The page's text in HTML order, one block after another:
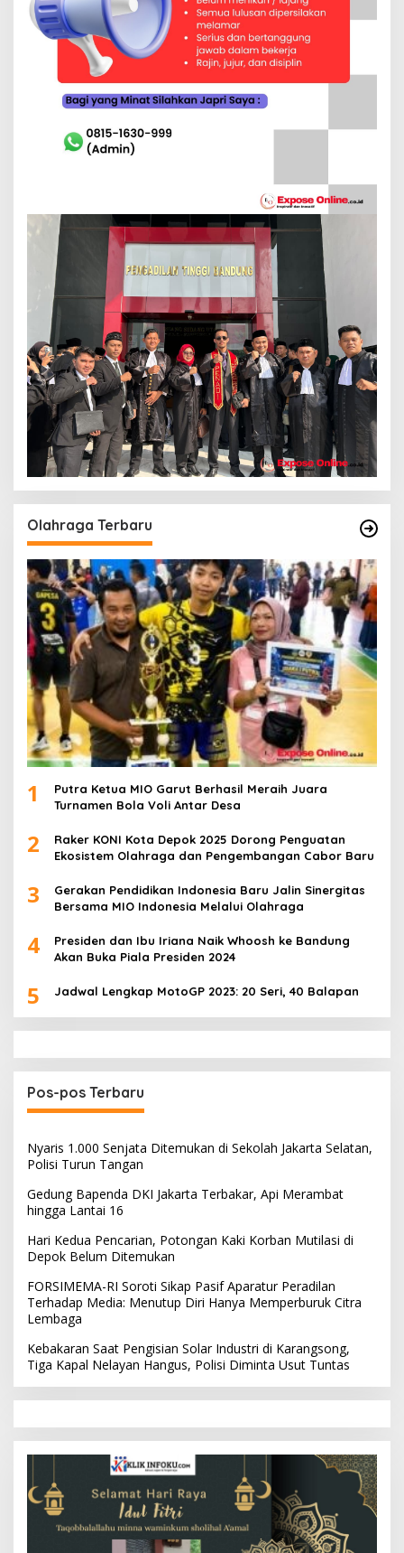
Olahraga Terbaru
1
Putra Ketua MIO Garut Berhasil Meraih Juara
Turnamen Bola Voli Antar Desa
2
Raker KONI Kota Depok 2025 Dorong Penguatan
Ekosistem Olahraga dan Pengembangan Cabor Baru
3
Gerakan Pendidikan Indonesia Baru Jalin Sinergitas
Bersama MIO Indonesia Melalui Olahraga
4
Presiden dan Ibu Iriana Naik Whoosh ke Bandung
Akan Buka Piala Presiden 2024
5 Jadwal Lengkap MotoGP 2023: 20 Seri, 40 Balapan
Pos-pos Terbaru
Nyaris 1.000 Senjata Ditemukan di Sekolah Jakarta Selatan,
Polisi Turun Tangan
Gedung Bapenda DKI Jakarta Terbakar, Api Merambat
hingga Lantai 16
Hari Kedua Pencarian, Potongan Kaki Korban Mutilasi di
Depok Belum Ditemukan
FORSIMEMA-RI Soroti Sikap Pasif Aparatur Peradilan
Terhadap Media: Menutup Diri Hanya Memperburuk Citra
Lembaga
Kebakaran Saat Pengisian Solar Industri di Karangsong,
Tiga Kapal Nelayan Hangus, Polisi Diminta Usut Tuntas